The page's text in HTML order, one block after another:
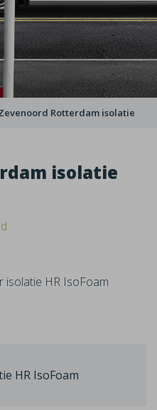
Rotterdam isolatie
isolatie
isolatie HR IsoFoam
HR IsoFoam